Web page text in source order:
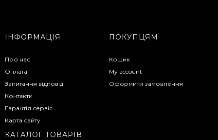
ІНФОРМАЦІЯ
Про нас
Оплата
Запитання відповіді
Контакти
Гарантія сервіс
Карта сайту
ПОКУПЦЯМ
Кошик
My account
Оформити замовлення
КАТАЛОГ ТОВАРІВ